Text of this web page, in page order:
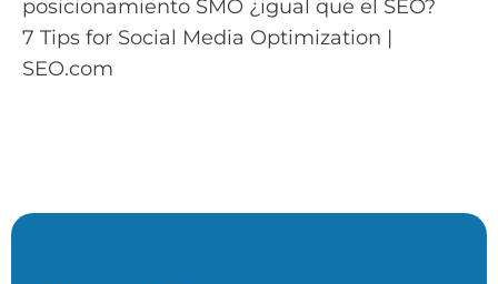
posicionamiento SMO ¿igual que el SEO?
7 Tips for Social Media Optimization |
SEO.com